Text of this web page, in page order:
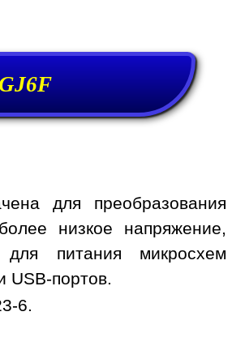
для преобразования
низкое напряжение,
питания микросхем
USB-портов.
6.